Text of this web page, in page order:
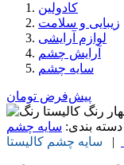
کادولین
زیبایی و سلامت
لوازم آرایشی
آرایش چشم
سایه چشم
پیش‌فرض تومان
دسته بندی: سایه چشم
| سایه چشم کالیستا